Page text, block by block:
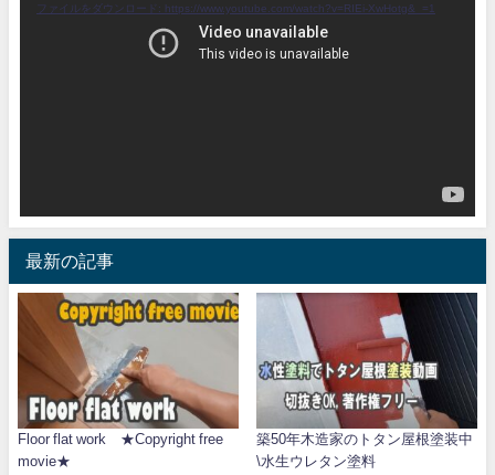
ファイルをダウンロード: https://www.youtube.com/watch?v=RIEi-XwHotg&_=1
最新の記事
Floor flat work ★Copyright free
movie★
築50年木造家のトタン屋根塗装中
\水生ウレタン塗料